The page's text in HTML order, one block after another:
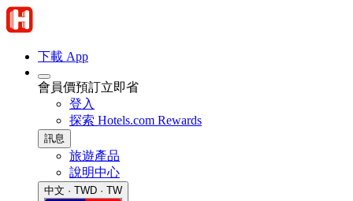
下載 App
會員價預訂立即省
登入
探索 Hotels.com Rewards
訊息
旅遊產品
說明中心
中文 · TWD · TW